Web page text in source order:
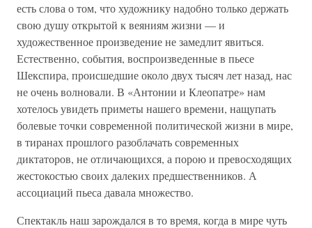
есть слова о том, что художнику надобно только держать
свою душу открытой к веяниям жизни — и
художественное произведение не замедлит явиться.
Естественно, события, воспроизведенные в пьесе
Шекспира, происшедшие около двух тысяч лет назад, нас
не очень волновали. В «Антонии и Клеопатре» нам
хотелось увидеть приметы нашего времени, нащупать
болевые точки современной политической жизни в мире,
в тиранах прошлого разоблачать современных
диктаторов, не отличающихся, а порою и превосходящих
жестокостью своих далеких предшественников. А
ассоциаций пьеса давала множество.
Спектакль наш зарождался в то время, когда в мире чуть